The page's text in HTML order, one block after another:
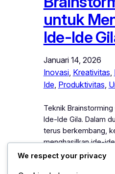
untuk
Ide-Ide
Januari 14, 2026
Inovasi, Kreativitas,
Ide, Produktivitas,
Teknik
Ide-Ide Gila. Dalam
terus berkembang,
menghasilkan ide-
menjadi kebutuhan
We respect your privacy